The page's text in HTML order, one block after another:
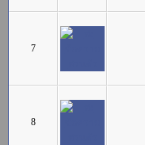
7
8